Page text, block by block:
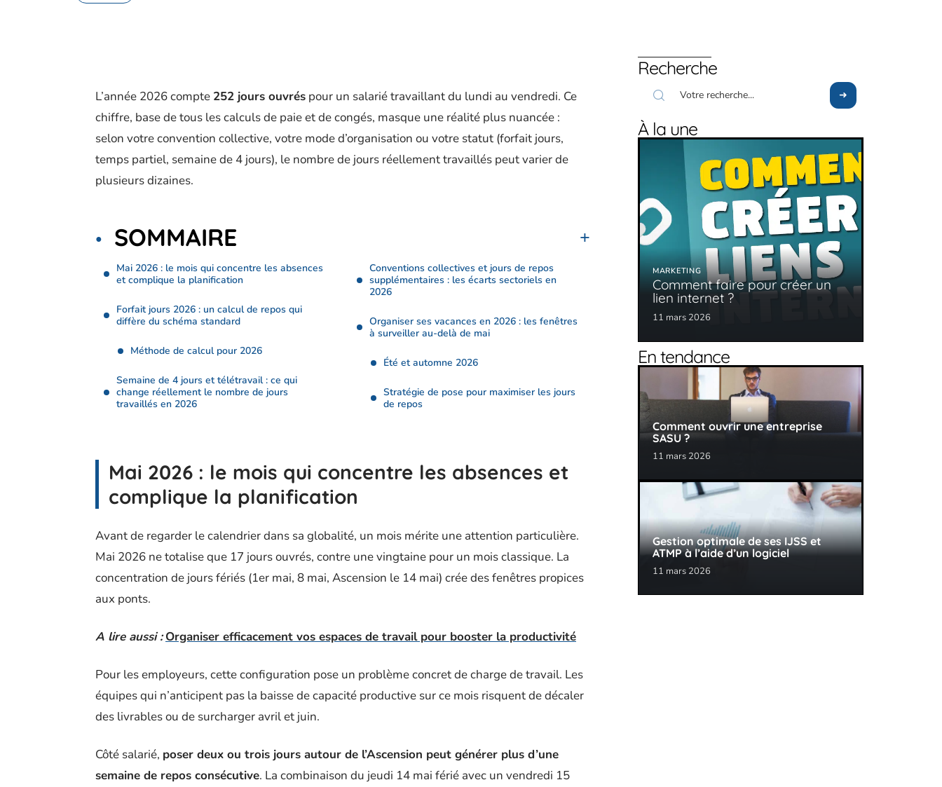
L’année 2026 compte 252 jours ouvrés pour un salarié travaillant du lundi au vendredi. Ce
chiffre, base de tous les calculs de paie et de congés, masque une réalité plus nuancée :
selon votre convention collective, votre mode d’organisation ou votre statut (forfait jours,
temps partiel, semaine de 4 jours), le nombre de jours réellement travaillés peut varier de
plusieurs dizaines.
SOMMAIRE
Mai 2026 : le mois qui concentre les absences
et complique la planification
Forfait jours 2026 : un calcul de repos qui
diffère du schéma standard
Méthode de calcul pour 2026
Semaine de 4 jours et télétravail : ce qui
change réellement le nombre de jours
travaillés en 2026
Conventions collectives et jours de repos
supplémentaires : les écarts sectoriels en
2026
Organiser ses vacances en 2026 : les fenêtres
à surveiller au-delà de mai
Été et automne 2026
Stratégie de pose pour maximiser les jours
de repos
Mai 2026 : le mois qui concentre les absences et
complique la planification
Avant de regarder le calendrier dans sa globalité, un mois mérite une attention particulière.
Mai 2026 ne totalise que 17 jours ouvrés, contre une vingtaine pour un mois classique. La
concentration de jours fériés (1er mai, 8 mai, Ascension le 14 mai) crée des fenêtres propices
aux ponts.
A lire aussi : Organiser efficacement vos espaces de travail pour booster la productivité
Pour les employeurs, cette configuration pose un problème concret de charge de travail. Les
équipes qui n’anticipent pas la baisse de capacité productive sur ce mois risquent de décaler
des livrables ou de surcharger avril et juin.
Côté salarié, poser deux ou trois jours autour de l’Ascension peut générer plus d’une
semaine de repos consécutive. La combinaison du jeudi 14 mai férié avec un vendredi 15
Recherche
À la une
MARKETING
Comment faire pour créer un
lien internet ?
11 mars 2026
En tendance
Comment ouvrir une entreprise
SASU ?
11 mars 2026
Gestion optimale de ses IJSS et
ATMP à l’aide d’un logiciel
11 mars 2026